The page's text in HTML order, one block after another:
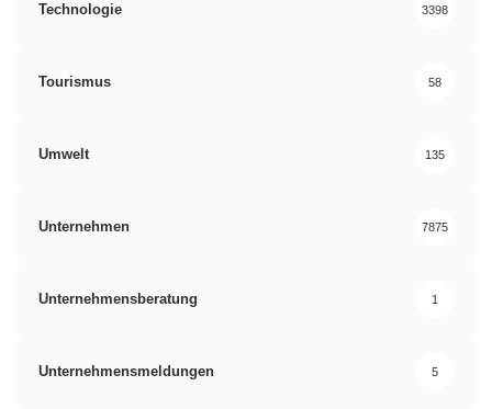
Technologie 3398
Tourismus 58
Umwelt 135
Unternehmen 7875
Unternehmensberatung 1
Unternehmensmeldungen 5